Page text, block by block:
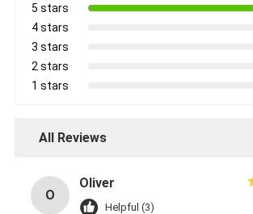
5 stars
4 stars
3 stars
2 stars
1 stars
All Reviews
O
Oliver
Helpful (3)